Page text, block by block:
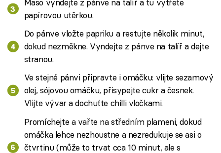
Maso vyndejte z pánve na talíř a tu vytřete
papírovou utěrkou.
Do pánve vložte papriku a restujte několik minut,
dokud nezměkne. Vyndejte z pánve na talíř a dejte
stranou.
Ve stejné pánvi připravte i omáčku: vlijte sezamový
olej, sójovou omáčku, přisypejte cukr a česnek.
Vlijte vývar a dochuťte chilli vločkami.
Promíchejte a vařte na středním plameni, dokud
omáčka lehce nezhoustne a nezredukuje se asi o
čtvrtinu (může to trvat cca 10 minut, ale s